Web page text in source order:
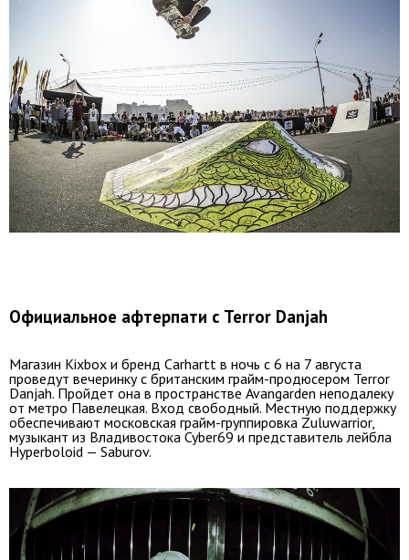
Официальное афтерпати с Terror Danjah
Магазин Kixbox и бренд Carhartt в ночь с 6 на 7 августа
проведут вечеринку с британским грайм-продюсером Terror
Danjah. Пройдет она в пространстве Avangarden неподалеку
от метро Павелецкая. Вход свободный. Местную поддержку
обеспечивают московская грайм-группировка Zuluwarrior,
музыкант из Владивостока Cyber69 и представитель лейбла
Hyperboloid — Saburov.